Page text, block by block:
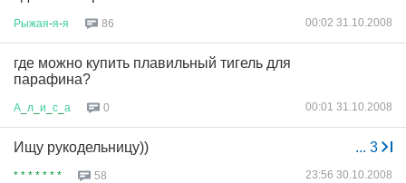
Рыжая-я-я 86 00:02 31.10.2008
где можно купить плавильный тигель для
парафина?
А л и с а 0 00:01 31.10.2008
... 3
Ищу рукодельницу))
* * * * * * * 58 23:56 30.10.2008